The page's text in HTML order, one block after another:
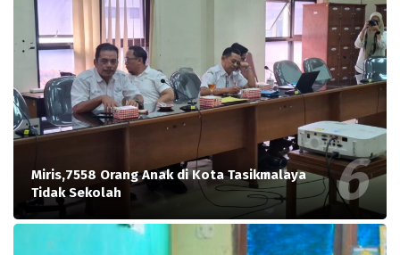
Miris,7558 Orang Anak di Kota Tasikmalaya
Tidak Sekolah